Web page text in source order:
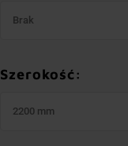
Brak
Szerokość:
2200 mm